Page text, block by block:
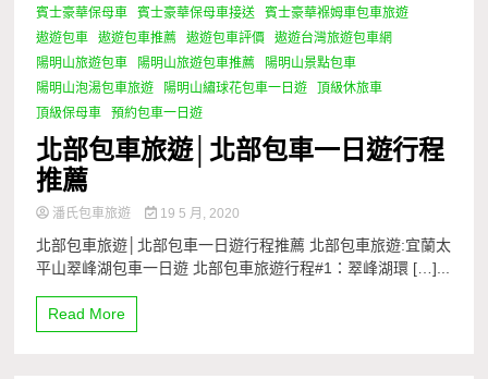
賓士豪華保母車 賓士豪華保母車接送
賓士豪華褓姆車包車旅遊
遨遊包車
遨遊包車推薦 遨遊包車評價
遨遊台灣旅遊包車網
陽明山旅遊包車
陽明山旅遊包車推薦
陽明山景點包車
陽明山泡湯包車旅遊
陽明山繡球花包車一日遊
頂級休旅車
頂級保母車
預約包車一日遊
北部包車旅遊│北部包車一日遊行程
推薦
潘氏包車旅遊 19 5 月, 2020
北部包車旅遊│北部包車一日遊行程推薦 北部包車旅遊:宜蘭太
平山翠峰湖包車一日遊 北部包車旅遊行程#1：翠峰湖環 […]...
Read More